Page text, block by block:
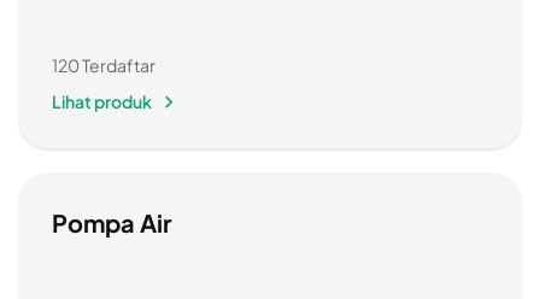
120 Terdaftar
Lihat produk
Pompa Air